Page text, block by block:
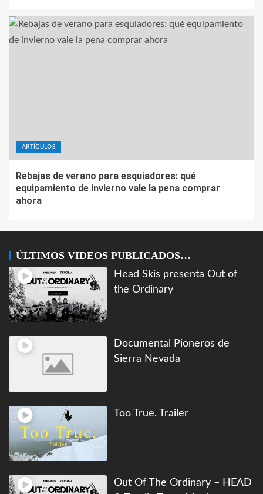
ARTÍCULOS
Rebajas de verano para esquiadores: qué
equipamiento de invierno vale la pena comprar
ahora
ÚLTIMOS VIDEOS PUBLICADOS…
Head Skis presenta Out of
the Ordinary
Documental Pioneros de
Sierra Nevada
Too True. Trailer
Out Of The Ordinary – HEAD